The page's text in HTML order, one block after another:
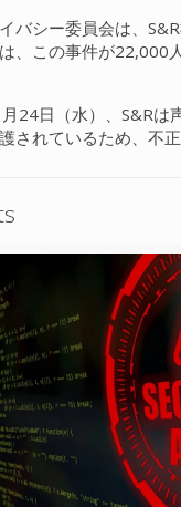
バシー委員会は、
、この事件が22,000
24日（水）、S&R
されているため、不